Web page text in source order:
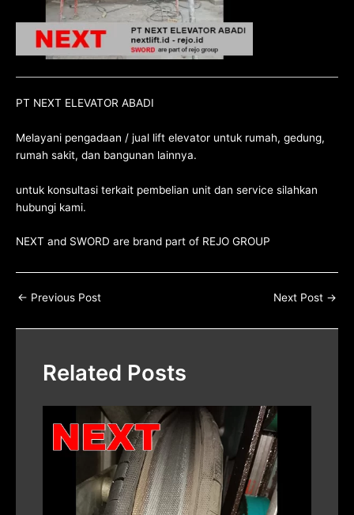
PT NEXT ELEVATOR ABADI
Melayani pengadaan / jual lift elevator untuk rumah, gedung,
rumah sakit, dan bangunan lainnya.
untuk konsultasi terkait pembelian unit dan service silahkan
hubungi kami.
NEXT and SWORD are brand part of REJO GROUP
← Previous Post Next Post →
Related Posts